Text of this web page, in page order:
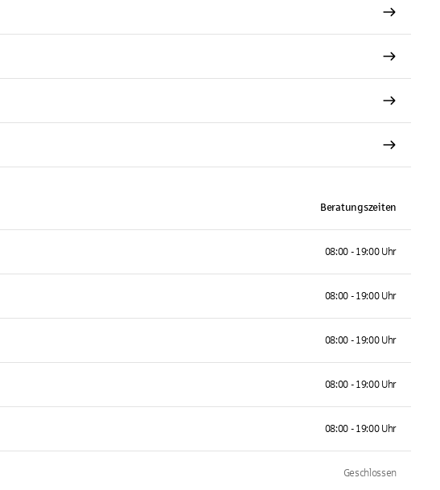
Beratungszeiten
08:00 - 19:00 Uhr
08:00 - 19:00 Uhr
08:00 - 19:00 Uhr
08:00 - 19:00 Uhr
08:00 - 19:00 Uhr
Geschlossen